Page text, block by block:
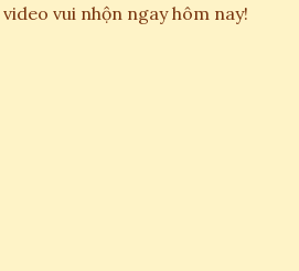
vui nhộn ngay hôm nay!